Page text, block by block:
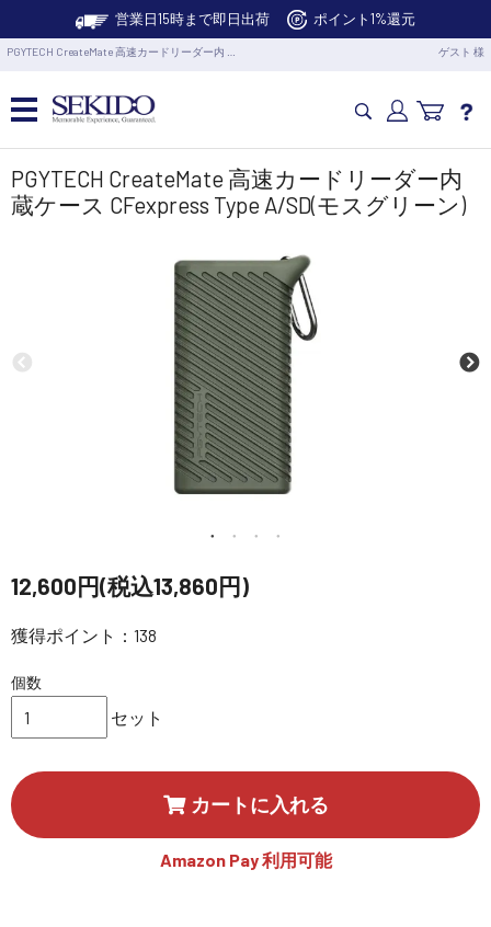
営業日15時まで即日出荷 ポイント1%還元
PGYTECH CreateMate 高速カードリーダー内 … ゲスト 様
カメラドローン・生活家電
業務用ドローン・業務関連製品
水中ドローン(ROV)・水中スクーター
定期配信!
サポート・Q&A / 法人・学生のお客様
SEKIDO
PGYTECH CreateMate 高速カードリーダー内
蔵ケース CFexpress Type A/SD(モスグリーン)
12,600円(税込13,860円)
獲得ポイント：138
個数
セット
カートに入れる
Amazon Pay 利用可能